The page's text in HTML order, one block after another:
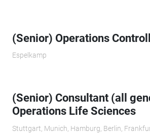
(Senior) Operations
Espelkamp
(Senior) Consultant (all
Operations Life Sciences
Stuttgart, Munich, Hamburg, Berlin,